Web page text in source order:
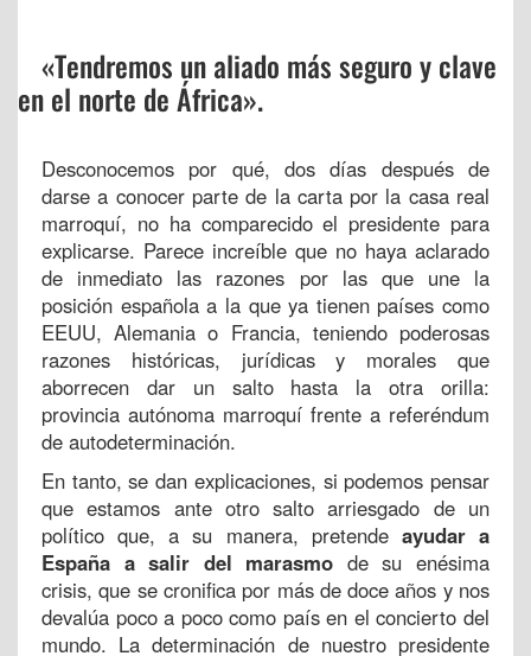
«Tendremos un aliado más seguro y clave
en el norte de África».
Desconocemos por qué, dos días después de
darse a conocer parte de la carta por la casa real
marroquí, no ha comparecido el presidente para
explicarse. Parece increíble que no haya aclarado
de inmediato las razones por las que une la
posición española a la que ya tienen países como
EEUU, Alemania o Francia, teniendo poderosas
razones históricas, jurídicas y morales que
aborrecen dar un salto hasta la otra orilla:
provincia autónoma marroquí frente a referéndum
de autodeterminación.
En tanto, se dan explicaciones, si podemos pensar
que estamos ante otro salto arriesgado de un
político que, a su manera, pretendeayudar a
España a salir del marasmo de su enésima
crisis, que se cronifica por más de doce años y nos
devalúa poco a poco como país en el concierto del
mundo. La determinación de nuestro presidente